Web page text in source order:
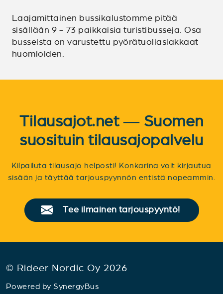
Laajamittainen bussikalustomme pitää
sisällään 9 - 73 paikkaisia turistibusseja. Osa
busseista on varustettu pyörätuoliasiakkaat
huomioiden.
Tilausajot.net — Suomen
suosituin tilausajopalvelu
Kilpailuta tilausajo helposti! Konkarina voit kirjautua
sisään ja täyttää tarjouspyynnön entistä nopeammin.
Tee ilmainen tarjouspyyntö!
© Rideer Nordic Oy 2026
Powered by SynergyBus